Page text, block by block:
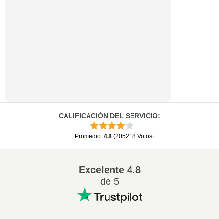
CALIFICACIÓN DEL SERVICIO:
Promedio: 4.8 (205218 Votos)
Excelente4.8
de 5